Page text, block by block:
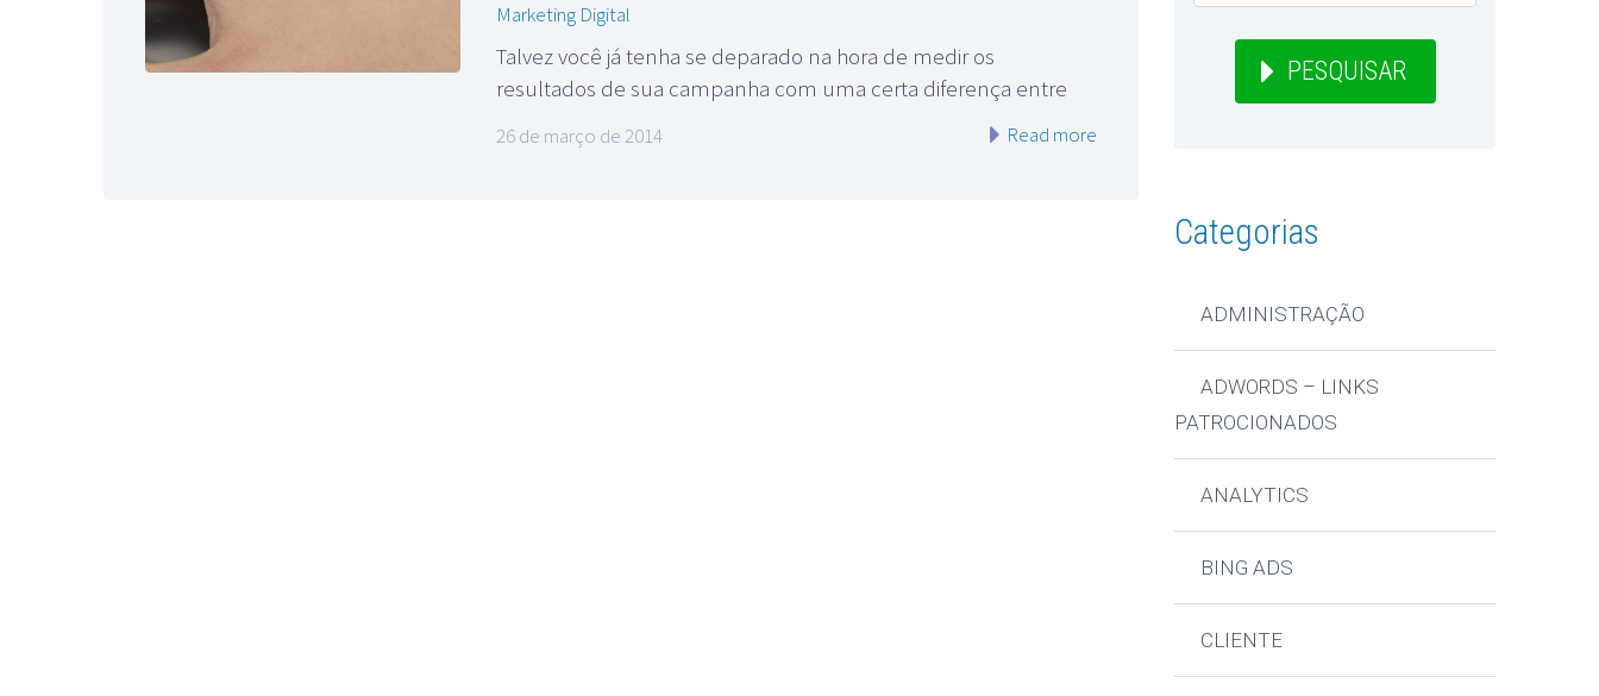
Marketing Digital
Talvez você já tenha se deparado na hora de medir os
resultados de sua campanha com uma certa diferença entre
26 de março de 2014 Read more
PESQUISAR
Categorias
ADMINISTRAÇÃO
ADWORDS – LINKS
PATROCIONADOS
ANALYTICS
BING ADS
CLIENTE